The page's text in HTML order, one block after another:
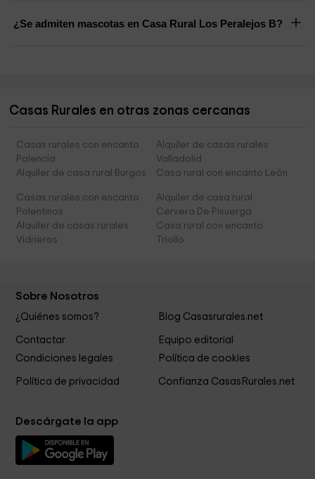
¿Se admiten mascotas en Casa Rural Los Peralejos B?
Casas Rurales en otras zonas cercanas
Casas rurales con encanto
Palencia
Alquiler de casas rurales
Valladolid
Alquiler de casa rural Burgos
Casa rural con encanto León
Casas rurales con encanto
Polentinos
Alquiler de casa rural
Cervera De Pisuerga
Alquiler de casas rurales
Vidrieros
Casa rural con encanto
Triollo
Sobre Nosotros
¿Quiénes somos? Blog Casasrurales.net
Contactar
Equipo editorial
Condiciones legales
Política de cookies
Política de privacidad Confianza CasasRurales.net
Descárgate la app